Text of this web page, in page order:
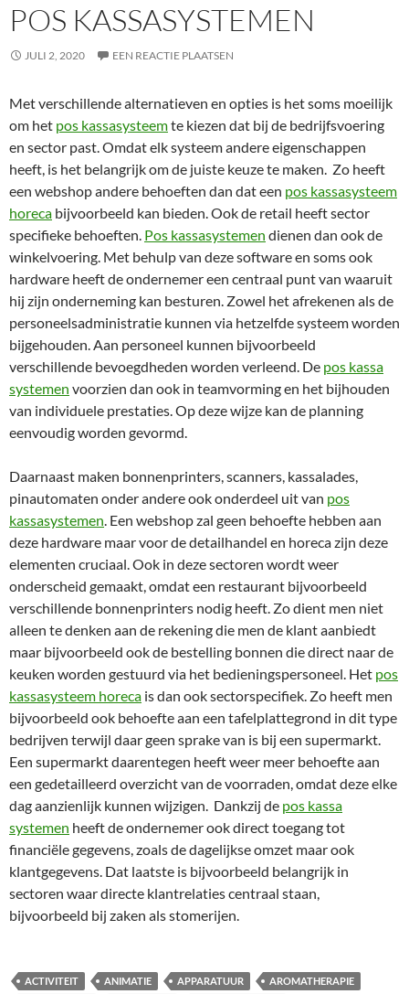
POS KASSASYSTEMEN
JULI 2, 2020 EEN REACTIE PLAATSEN
Met verschillende alternatieven en opties is het soms moeilijk
om het pos kassasysteemte kiezen dat bij de bedrijfsvoering
en sector past. Omdat elk systeem andere eigenschappen
heeft, is het belangrijk om de juiste keuze te maken. Zo heeft
een webshop andere behoeften dan dat een pos kassasysteem
horeca bijvoorbeeld kan bieden. Ook de retail heeft sector
specifieke behoeften. Pos kassasystemen dienen dan ook de
winkelvoering. Met behulp van deze software en soms ook
hardware heeft de ondernemer een centraal punt van waaruit
hij zijn onderneming kan besturen. Zowel het afrekenen als de
personeelsadministratie kunnen via hetzelfde systeem worden
bijgehouden. Aan personeel kunnen bijvoorbeeld
verschillende bevoegdheden worden verleend. De pos kassa
systemen voorzien dan ook in teamvorming en het bijhouden
van individuele prestaties. Op deze wijze kan de planning
eenvoudig worden gevormd.
Daarnaast maken bonnenprinters, scanners, kassalades,
pinautomaten onder andere ook onderdeel uit van pos
kassasystemen. Een webshop zal geen behoefte hebben aan
deze hardware maar voor de detailhandel en horeca zijn deze
elementen cruciaal. Ook in deze sectoren wordt weer
onderscheid gemaakt, omdat een restaurant bijvoorbeeld
verschillende bonnenprinters nodig heeft. Zo dient men niet
alleen te denken aan de rekening die men de klant aanbiedt
maar bijvoorbeeld ook de bestelling bonnen die direct naar de
keuken worden gestuurd via het bedieningspersoneel. Het pos
kassasysteem horeca is dan ook sectorspecifiek. Zo heeft men
bijvoorbeeld ook behoefte aan een tafelplattegrond in dit type
bedrijven terwijl daar geen sprake van is bij een supermarkt.
Een supermarkt daarentegen heeft weer meer behoefte aan
een gedetailleerd overzicht van de voorraden, omdat deze elke
dag aanzienlijk kunnen wijzigen. Dankzij de pos kassa
systemen heeft de ondernemer ook direct toegang tot
financiële gegevens, zoals de dagelijkse omzet maar ook
klantgegevens. Dat laatste is bijvoorbeeld belangrijk in
sectoren waar directe klantrelaties centraal staan,
bijvoorbeeld bij zaken als stomerijen.
ACTIVITEIT ANIMATIE APPARATUUR
AROMATHERAPIE